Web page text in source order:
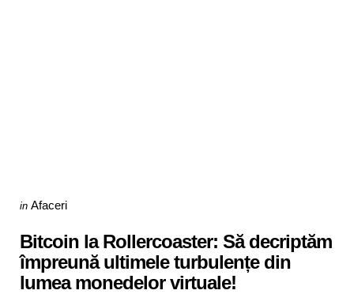
Categories
Posted
in Afaceri
Bitcoin la Rollercoaster: Să decriptăm
împreună ultimele turbulențe din
lumea monedelor virtuale!